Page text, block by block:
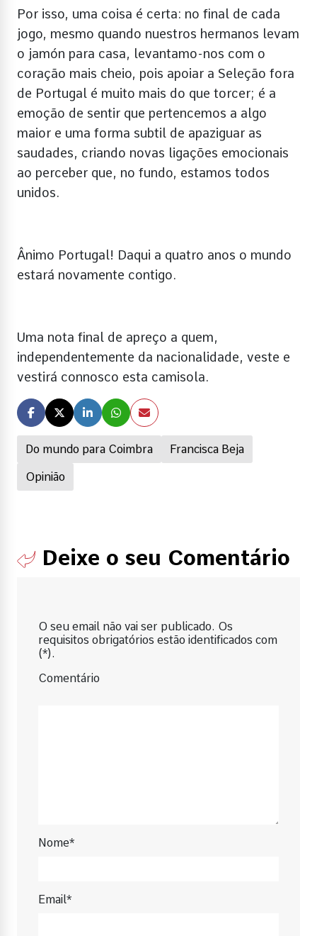
Do mundo para Coimbra Francisca Beja
Opinião
Por isso, uma coisa é certa: no final de cada
jogo, mesmo quando nuestros hermanos levam
o jamón para casa, levantamo-nos com o
coração mais cheio, pois apoiar a Seleção fora
de Portugal é muito mais do que torcer; é a
emoção de sentir que pertencemos a algo
maior e uma forma subtil de apaziguar as
saudades, criando novas ligações emocionais
ao perceber que, no fundo, estamos todos
unidos.
Ânimo Portugal! Daqui a quatro anos o mundo
estará novamente contigo.
Uma nota final de apreço a quem,
independentemente da nacionalidade, veste e
vestirá connosco esta camisola.
Deixe o seu Comentário
O seu email não vai ser publicado. Os
requisitos obrigatórios estão identificados com
(*).
Comentário
Nome*
Email*